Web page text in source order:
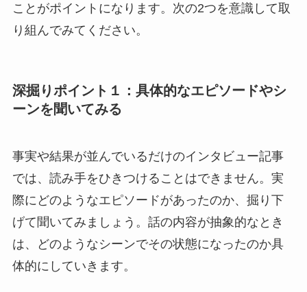
ことがポイントになります。次の2つを意識して取
り組んでみてください。
深掘りポイント１：具体的なエピソードやシ
ーンを聞いてみる
事実や結果が並んでいるだけのインタビュー記事
では、読み手をひきつけることはできません。実
際にどのようなエピソードがあったのか、掘り下
げて聞いてみましょう。話の内容が抽象的なとき
は、どのようなシーンでその状態になったのか具
体的にしていきます。